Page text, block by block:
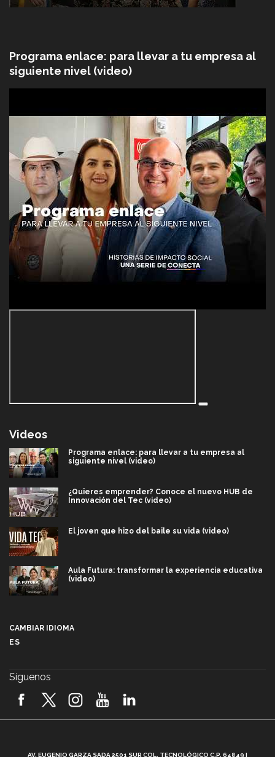
Programa enlace: para llevar a tu empresa al
siguiente nivel (video)
Videos
Programa enlace: para llevar a tu empresa al
siguiente nivel (video)
¿Quieres emprender? Conoce el nuevo HUB de
Innovación del Tec (video)
El joven que hizo del baile su vida (video)
Aula Futura: transformar la experiencia educativa
(video)
2026! (video)
CAMBIAR IDIOMA
ES
Síguenos
AV. EUGENIO GARZA SADA 2501 SUR COL. TECNOLÓGICO C.P. 64849 |